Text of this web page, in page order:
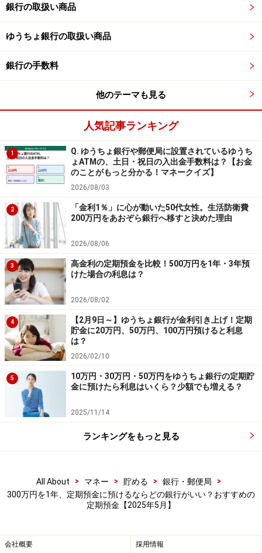
銀行の取扱い商品
ゆうちょ銀行の取扱い商品
銀行の手数料
他のテーマも見る
人気記事ランキング
1
Q. ゆうちょ銀行や郵便局に設置されているゆうち
ょATMの、土日・祝日の入出金手数料は？【お金
のことがもっと分かる！マネークイズ】
2026/08/03
2
「金利1％」に心が動いた50代女性。生活防衛費
200万円をあおぞら銀行へ移すと決めた理由
2026/08/06
3
高金利の定期預金を比較！500万円を1年・3年預
けた場合の利息は？
2026/08/02
4
【2月9日～】ゆうちょ銀行が金利引き上げ！定期
貯金に20万円、50万円、100万円預けると利息
は？
2026/02/10
5
10万円・30万円・50万円をゆうちょ銀行の定期貯
金に預けたら利息はいくら？少額でも増える？
2025/11/14
ランキングをもっと見る
All About > マネー > 貯める > 銀行・郵便局
>
300万円を1年、定期預金に預けるならどの銀行がいい？おすすめの
定期預金【2025年5月】
会社概要 採用情報